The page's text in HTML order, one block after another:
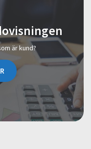
är kund?